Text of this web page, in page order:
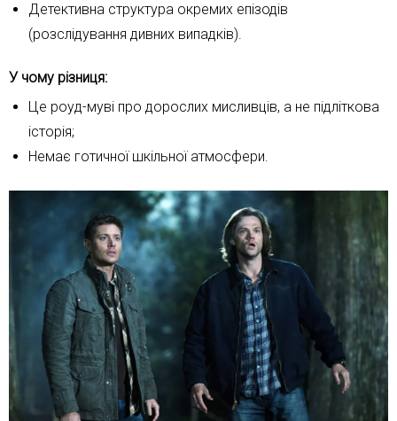
Детективна структура окремих епізодів
(розслідування дивних випадків).
У чому різниця:
Це роуд-муві про дорослих мисливців, а не підліткова
історія;
Немає готичної шкільної атмосфери.